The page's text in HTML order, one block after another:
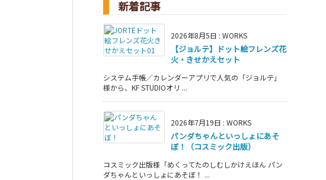
新着記事
2026年8月5日 : WORKS
【ジョルテ】ドット絵フレンズ花
火・きせかえセット
システム手帳／カレンダーアプリで人気の「ジョルテ」
様から、KF STUDIOオリ ...
2026年7月19日 : WORKS
パンダちゃんといっしょにあそ
ぼ！（コスミック出版）
コスミック出版様「めくってたのしむしかけえほん パン
ダちゃんといっしょにあそぼ！ ...